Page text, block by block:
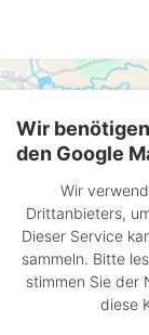
Wir
den Google
Wir
Drittanbieters,
Dieser Service
sammeln. Bitte
stimmen Sie der
diese